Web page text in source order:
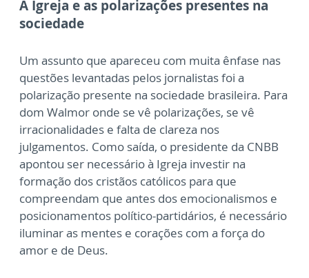
A Igreja e as polarizações presentes na
sociedade
Um assunto que apareceu com muita ênfase nas
questões levantadas pelos jornalistas foi a
polarização presente na sociedade brasileira. Para
dom Walmor onde se vê polarizações, se vê
irracionalidades e falta de clareza nos
julgamentos. Como saída, o presidente da CNBB
apontou ser necessário à Igreja investir na
formação dos cristãos católicos para que
compreendam que antes dos emocionalismos e
posicionamentos político-partidários, é necessário
iluminar as mentes e corações com a força do
amor e de Deus.